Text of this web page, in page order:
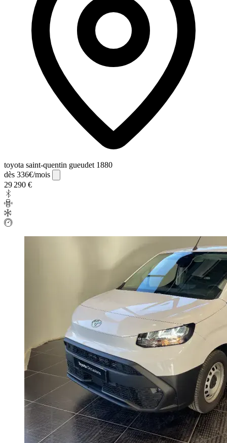
toyota saint-quentin gueudet 1880
dès 336€/mois
29 290 €